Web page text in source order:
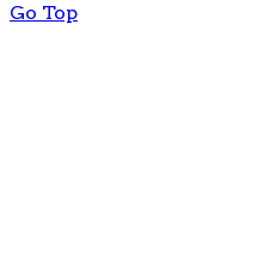
Go Top